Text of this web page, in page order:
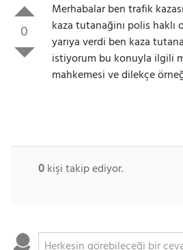
0
Merhabalar ben trafik
kaza tutanağinı polis haklı
yarıya verdi ben kaza
istiyorum bu konuyla ilgili
mahkemesi ve dilekçe
0kişi takip ediyor.